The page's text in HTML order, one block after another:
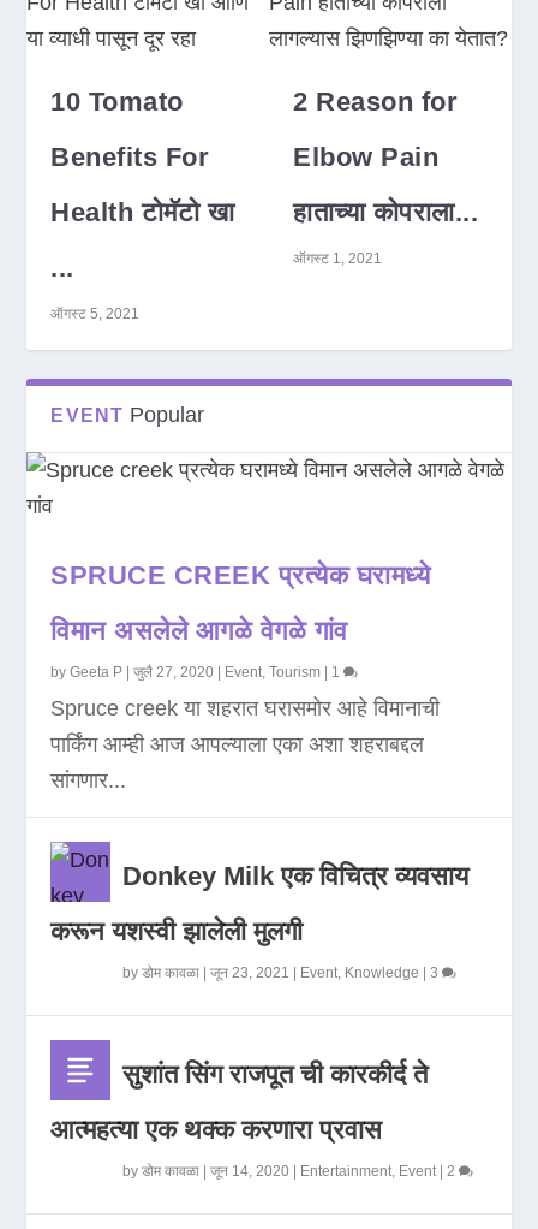
10 Tomato
Benefits For
Health टोमॅटो खा
...
ऑगस्ट 5, 2021
2 Reason for
Elbow Pain
हाताच्या कोपराला...
ऑगस्ट 1, 2021
EVENT Popular
SPRUCE CREEK प्रत्येक घरामध्ये
विमान असलेले आगळे वेगळे गांव
byGeeta P |जुलै 27, 2020 Event,Tourism 1
Spruce creek या शहरात घरासमोर आहे विमानाची
पार्किंग आम्ही आज आपल्याला एका अशा शहराबद्दल
सांगणार...
Donkey Milk एक विचित्र व्यवसाय
करून यशस्वी झालेली मुलगी
byडोम कावळा |जून 23, 2021 Event, Knowledge |3
सुशांत सिंग राजपूत ची कारकीर्द ते
आत्महत्या एक थक्क करणारा प्रवास
byडोम कावळा |जून 14, 2020 Entertainment, Event|2